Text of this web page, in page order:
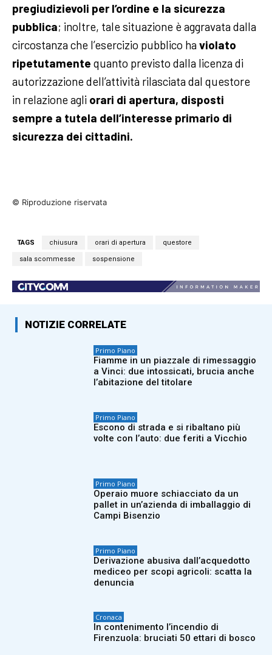
pregiudizievoli per l’ordine e la sicurezza
pubblica; inoltre, tale situazione è aggravata dalla
circostanza che l’esercizio pubblico ha violato
ripetutamente quanto previsto dalla licenza di
autorizzazione dell’attività rilasciata dal questore
in relazione agli orari di apertura, disposti
sempre a tutela dell’interesse primario di
sicurezza dei cittadini.
© Riproduzione riservata
TAGS chiusura orari di apertura questore
sala scommesse sospensione
NOTIZIE CORRELATE
Primo Piano
Fiamme in un piazzale di rimessaggio
a Vinci: due intossicati, brucia anche
l’abitazione del titolare
Primo Piano
Escono di strada e si ribaltano più
volte con l’auto: due feriti a Vicchio
Primo Piano
Operaio muore schiacciato da un
pallet in un’azienda di imballaggio di
Campi Bisenzio
Primo Piano
Derivazione abusiva dall’acquedotto
mediceo per scopi agricoli: scatta la
denuncia
Cronaca
In contenimento l’incendio di
Firenzuola: bruciati 50 ettari di bosco